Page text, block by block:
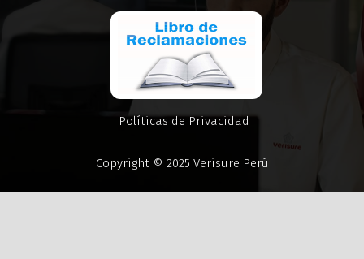
Políticas de Privacidad
Copyright © 2025 Verisure Perú